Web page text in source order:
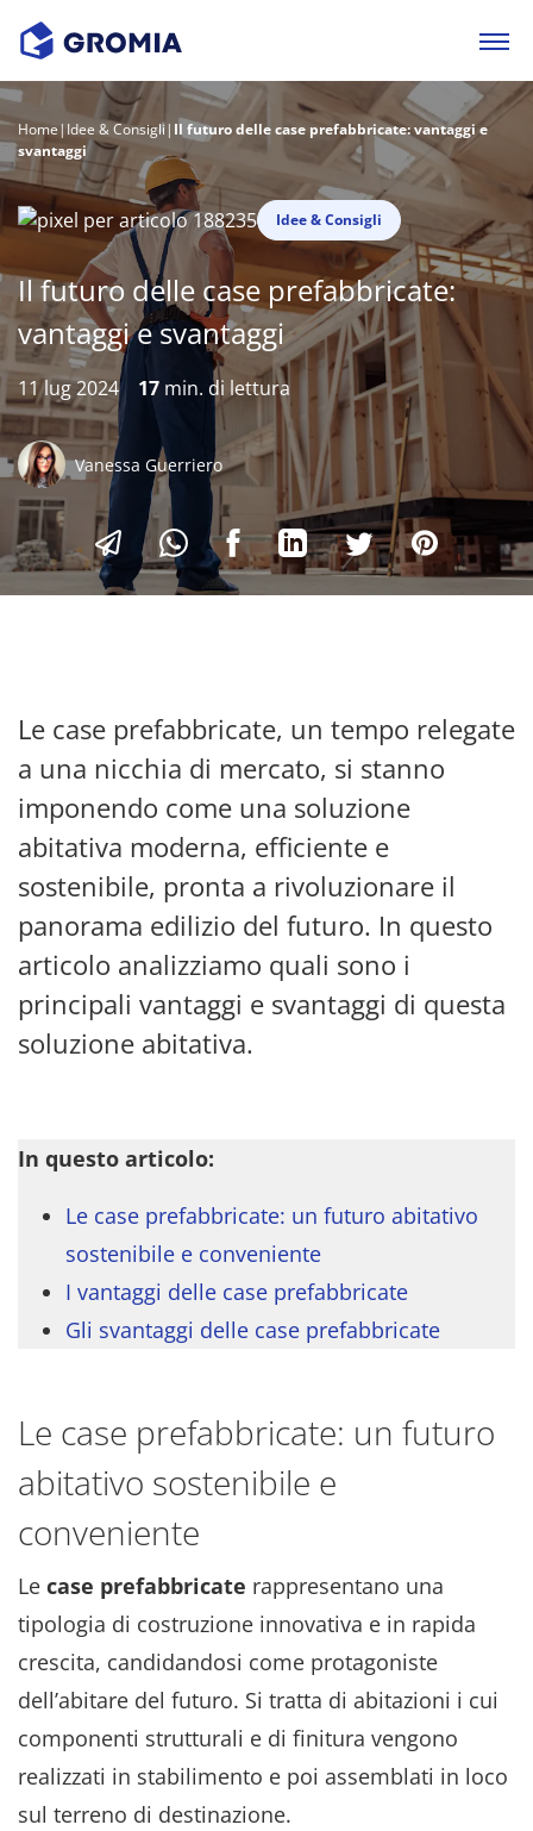
Home| Idee & Consigli| Il futuro delle case prefabbricate: vantaggi e
svantaggi
Idee & Consigli
Il futuro delle case prefabbricate:
vantaggi e svantaggi
11 lug 2024 17 min. di lettura
Vanessa Guerriero
Le case prefabbricate, un tempo relegate
a una nicchia di mercato, si stanno
imponendo come una soluzione
abitativa moderna, efficiente e
sostenibile, pronta a rivoluzionare il
panorama edilizio del futuro. In questo
articolo analizziamo quali sono i
principali vantaggi e svantaggi di questa
soluzione abitativa.
In questo articolo:
Le case prefabbricate: un futuro abitativo
sostenibile e conveniente
I vantaggi delle case prefabbricate
Gli svantaggi delle case prefabbricate
Le case prefabbricate: un futuro
abitativo sostenibile e
conveniente
Le case prefabbricate rappresentano una
tipologia di costruzione innovativa e in rapida
crescita, candidandosi come protagoniste
dell’abitare del futuro. Si tratta di abitazioni i cui
componenti strutturali e di finitura vengono
realizzati in stabilimento e poi assemblati in loco
sul terreno di destinazione.